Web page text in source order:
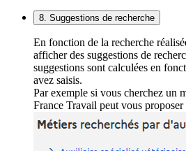
8. Suggestions de recherche
En fonction de la recherche
afficher des suggestions de
suggestions sont calculées en
avez saisis.
Par exemple si vous cherchez un
France Travail peut vous proposer